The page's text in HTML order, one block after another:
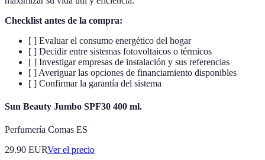
Checklist antes de la compra:
[ ] Evaluar el consumo energético del hogar
[ ] Decidir entre sistemas fotovoltaicos o térmicos
[ ] Investigar empresas de instalación y sus referencias
[ ] Averiguar las opciones de financiamiento disponibles
[ ] Confirmar la garantía del sistema
Sun Beauty Jumbo SPF30 400 ml.
Perfumería Comas ES
29.90 EURVer el precio